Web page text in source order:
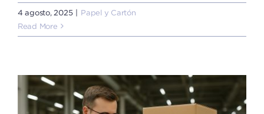
4 agosto, 2025
Papel y Cartón
Read More